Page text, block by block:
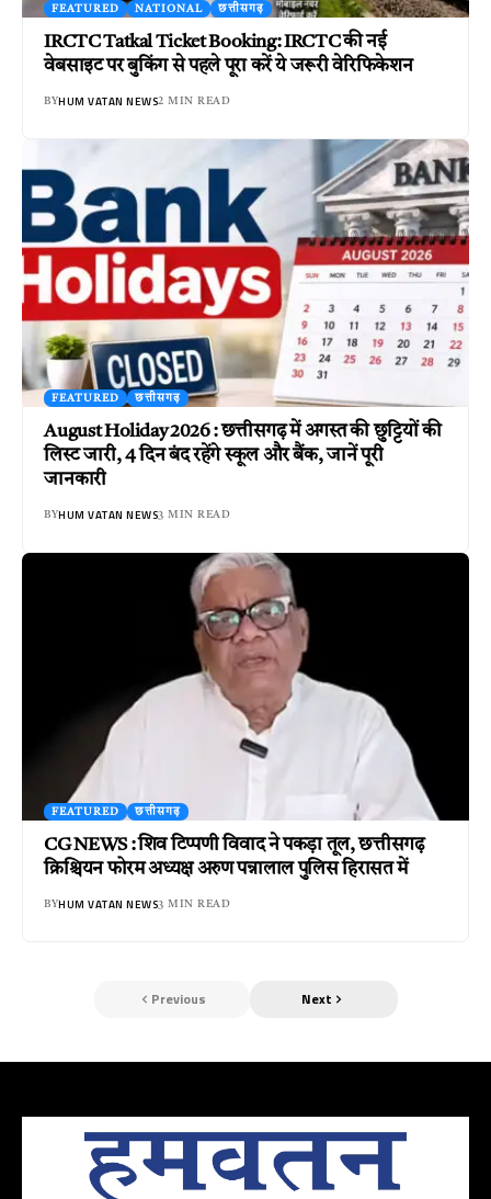
FEATURED NATIONAL छत्तीसगढ़
IRCTC Tatkal Ticket Booking: IRCTC की नई
वेबसाइट पर बुकिंग से पहले पूरा करें ये जरूरी वेरिफिकेशन
BYHUM VATAN NEWS2 MIN READ
FEATURED छत्तीसगढ़
August Holiday 2026 : छत्तीसगढ़ में अगस्त की छुट्टियों की
लिस्ट जारी, 4 दिन बंद रहेंगे स्कूल और बैंक, जानें पूरी
जानकारी
BYHUM VATAN NEWS3 MIN READ
FEATURED छत्तीसगढ़
CG NEWS : शिव टिप्पणी विवाद ने पकड़ा तूल, छत्तीसगढ़
क्रिश्चियन फोरम अध्यक्ष अरुण पन्नालाल पुलिस हिरासत में
BYHUM VATAN NEWS3 MIN READ
Previous Next